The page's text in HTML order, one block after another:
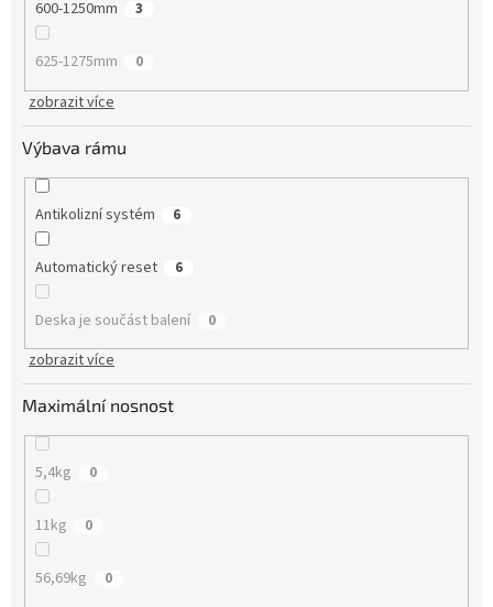
600-1250mm 3
625-1275mm 0
zobrazit více
Výbava rámu
Antikolizní systém 6
Automatický reset 6
Deska je součást balení 0
zobrazit více
Maximální nosnost
5,4kg 0
11kg 0
56,69kg 0